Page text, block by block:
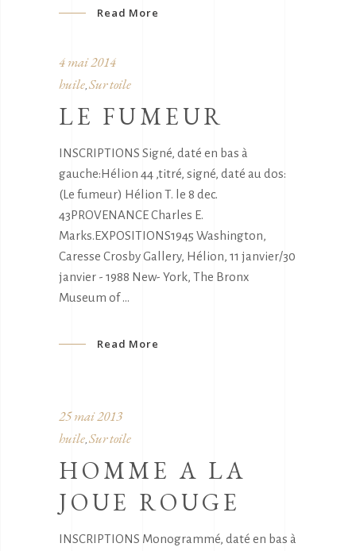
Read More
4 mai 2014
huile, Sur toile
LE FUMEUR
INSCRIPTIONS Signé, daté en bas à
gauche:Hélion 44 ,titré, signé, daté au dos:
(Le fumeur) Hélion T. le 8 dec.
43PROVENANCE Charles E.
Marks.EXPOSITIONS1945 Washington,
Caresse Crosby Gallery, Hélion, 11 janvier/30
janvier - 1988 New- York, The Bronx
Museum of
Read More
25 mai 2013
huile, Sur toile
HOMME A LA
JOUE ROUGE
INSCRIPTIONS Monogrammé, daté en bas à